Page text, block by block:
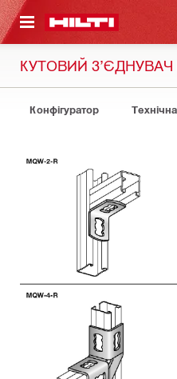
ЗМІСТУ
КУТОВИЙ З’ЄДНУВАЧ
Конфігуратор